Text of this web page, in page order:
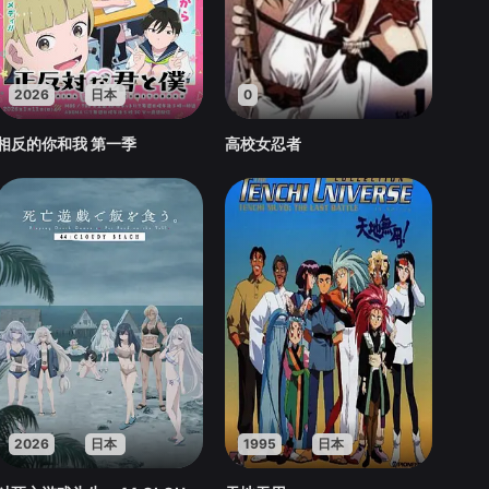
2026 日本
反的你和我 第一季
0
高校女忍者
2026 日本 1995 日本